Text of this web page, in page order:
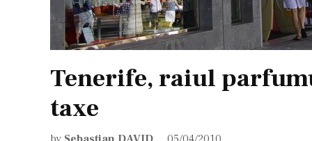
Tenerife, raiul
taxe